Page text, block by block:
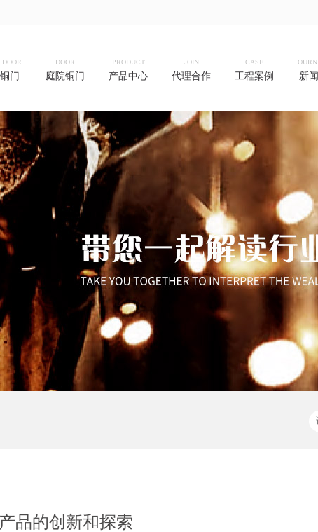
DOOR
门
DOOR
庭院铜门
PRODUCT
产品中心
JOIN
代理合作
CASE
工程案例 新
品的创新和探索